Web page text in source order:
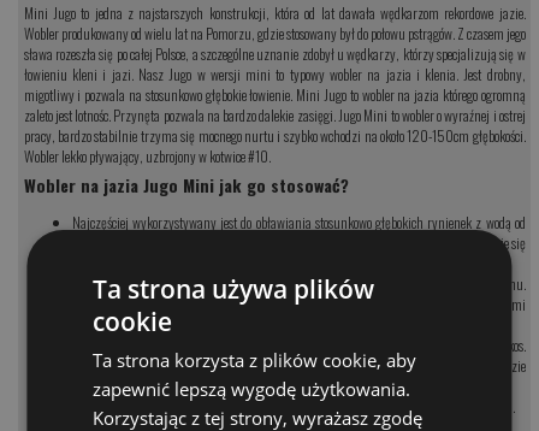
Mini Jugo to jedna z najstarszych konstrukcji, która od lat dawała wędkarzom rekordowe jazie.
Wobler produkowany od wielu lat na Pomorzu, gdzie stosowany był do połowu pstrągów. Z czasem jego
sława rozeszła się po całej Polsce, a szczególne uznanie zdobył u wędkarzy, którzy specjalizują się w
łowieniu kleni i jazi. Nasz Jugo w wersji mini to typowy wobler na jazia i klenia. Jest drobny,
migotliwy i pozwala na stosunkowo głębokie łowienie. Mini Jugo to wobler na jazia którego ogromną
zaleto jest lotnośc. Przynęta pozwala na bardzo dalekie zasięgi. Jugo Mini to wobler o wyraźnej i ostrej
pracy, bardzo stabilnie trzyma się mocnego nurtu i szybko wchodzi na około 120-150cm głębokości.
Wobler lekko pływający, uzbrojony w kotwice #10.
Wobler na jazia Jugo Mini jak go stosować?
Najczęściej wykorzystywany jest do obławiania stosunkowo głębokich rynienek z wodą od
metra do dwóch. Jugo Mini to drobny wobler, który wprowadzony w nurt łatwo utrzymuje się
Przynętę prowadzimy najwolniej i od czasu do czasu zostawiamy wobler w bezruchu.
Najlepsze efekty daje bardzo wolne prowadzenie z cyklicznymi pauzami i lekkimi
podciągnięciami.
Doskonałe efety daje podczas prowadzenie na napływach główek, raf czy przykos.
Prowadzony po łuku ostro pracuje nad samym dnem i w ten sposób kusi grube klenie i jazie
do ataku.
Wielu wędkarzy stosuje też Jugo mini do łowienia okoni, pstragów i grubych kleni i brzan.
Ta strona używa plików
cookie
Ta strona korzysta z plików cookie, aby
zapewnić lepszą wygodę użytkowania.
Korzystając z tej strony, wyrażasz zgodę